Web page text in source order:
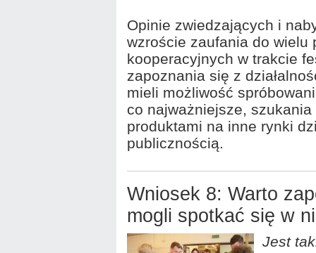
Opinie zwiedzających i
wzroście zaufania do
kooperacyjnych w trakcie
zapoznania się z
mieli możliwość
co najważniejsze,
produktami na inne rynki
publicznością.
Wniosek 8: Warto
mogli spotkać się w
Jest